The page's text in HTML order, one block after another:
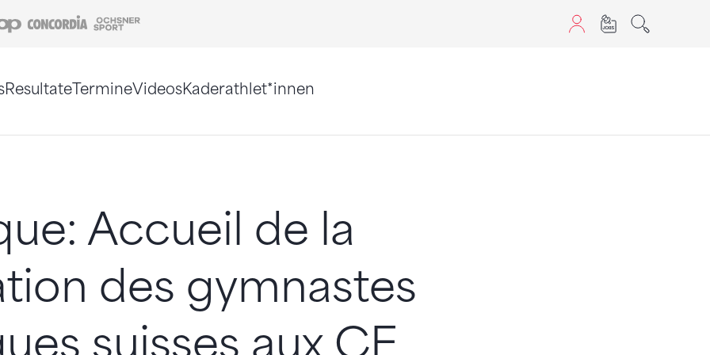
Coop Concordia
ResultateTermineVideosKaderathlet*innen
Accueil de la
des gymnastes
suisses aux CE